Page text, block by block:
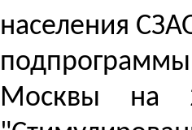
населения
подпрограммы
Москвы на